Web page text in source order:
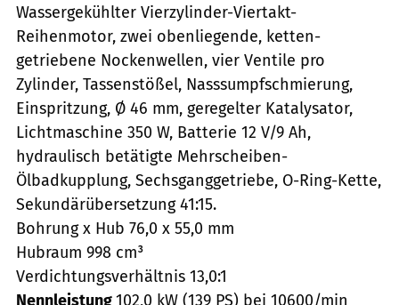
Wassergekühlter Vierzylinder-Viertakt-
Reihenmotor, zwei obenliegende, ketten-
getriebene Nockenwellen, vier Ventile pro
Zylinder, Tassenstößel, Nasssumpfschmierung,
Einspritzung, Ø 46 mm, geregelter Katalysator,
Lichtmaschine 350 W, Batterie 12 V/9 Ah,
hydraulisch betätigte Mehrscheiben-
Ölbadkupplung, Sechsganggetriebe, O-Ring-Kette,
Sekundärübersetzung 41:15.
Bohrung x Hub 76,0 x 55,0 mm
Hubraum 998 cm³
Verdichtungsverhältnis 13,0:1
Nennleistung102,0 kW (139 PS) bei 10600/min